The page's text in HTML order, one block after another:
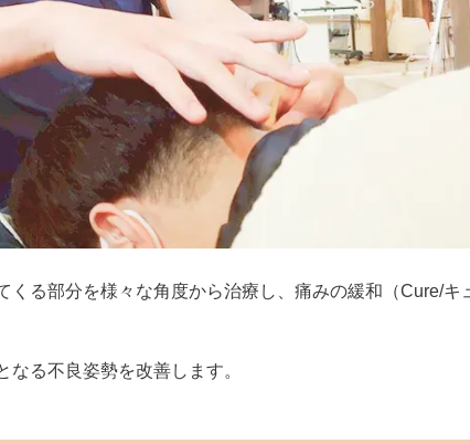
る部分を様々な角度から治療し、痛みの緩和（Cure/キ
る不良姿勢を改善します。